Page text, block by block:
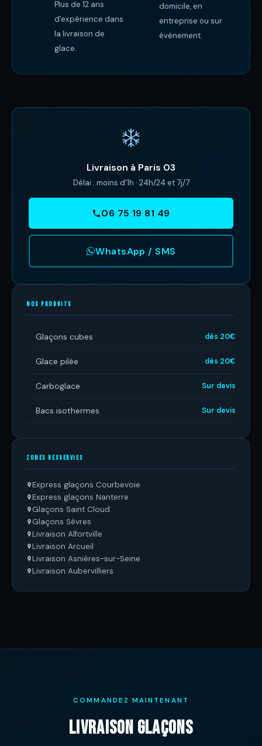
Plus de 12 ans
d'expérience dans
la livraison de
glace.
domicile, en
entreprise ou sur
événement.
Livraison à Paris 03
Délai : moins d'1h · 24h/24 et 7j/7
06 75 19 81 49
WhatsApp / SMS
NOS PRODUITS
Glaçons cubes dès 20€
Glace pilée dès 20€
Carboglace Sur devis
Bacs isothermes Sur devis
ZONES DESSERVIES
Express glaçons Courbevoie
Express glaçons Nanterre
Glaçons Saint Cloud
Glaçons Sèvres
Livraison Alfortville
Livraison Arcueil
Livraison Asnières-sur-Seine
Livraison Aubervilliers
COMMANDEZ MAINTENANT
LIVRAISON GLAÇONS